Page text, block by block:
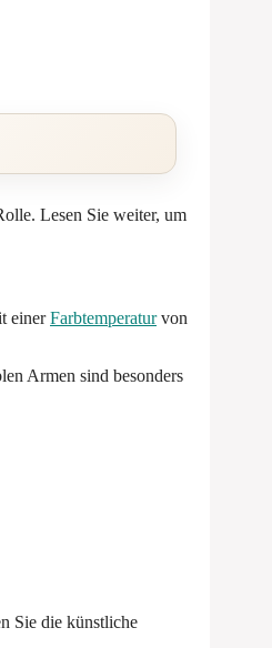
Lesen Sie weiter, um
einerFarbtemperaturvon
Armen sind besonders
Sie die künstliche